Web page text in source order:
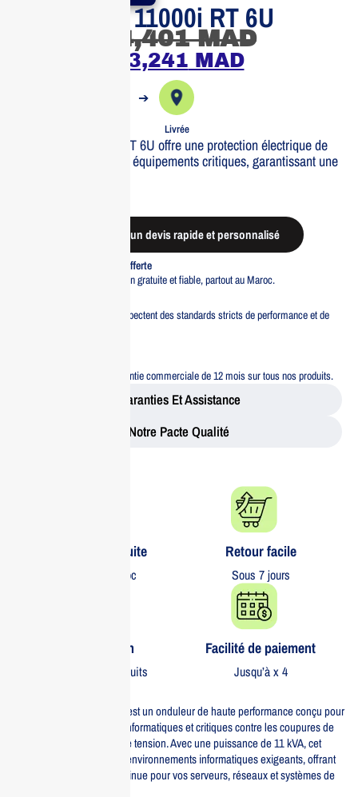
Eaton 9SX 11000i RT 6U
74,401MAD
63,241 MAD
➔
Livrée
L’Eaton 9SX 11000i RT 6U offre une protection électrique de
haute qualité pour vos équipements critiques, garantissant une
Demander un devis rapide et personnalisé
Livraison standard offerte
Profitez d’une livraison gratuite et fiable, partout au Maroc.
Tous nos produits respectent des standards stricts de performance et de
Bénéficiez d’une garantie commerciale de 12 mois sur tous nos produits.
Garanties Et Assistance
Notre Pacte Qualité
Livraison gratuite​
partout au Maroc
Retour facile​
Sous 7 jours
Garantie 1 an
Sur tous nos produits
Facilité de paiement
Jusqu’à x 4
L’Eaton 9SX 11000i RT 6U est un onduleur de haute performance conçu pour
protéger vos équipements informatiques et critiques contre les coupures de
courant et les fluctuations de tension. Avec une puissance de 11 kVA, cet
onduleur est idéal pour les environnements informatiques exigeants, offrant
une protection fiable et continue pour vos serveurs, réseaux et systèmes de